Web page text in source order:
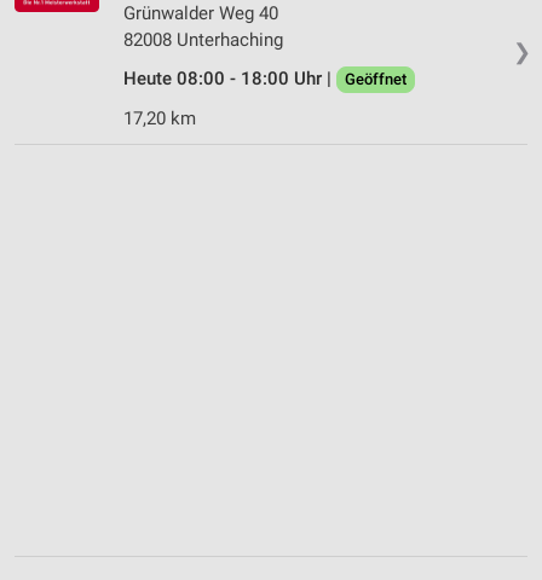
❯
Grünwalder Weg 40
82008 Unterhaching
Heute 08:00 - 18:00 Uhr |
Geöffnet
17,20 km
Erstellung von Profilen für personalisierte
Verwendung von Profilen zur Auswahl
personalisierter Werbung